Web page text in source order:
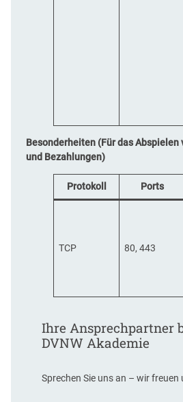
Besonderheiten (Für das Abspielen
und Bezahlungen)
Protokoll Ports
TCP 80, 443
Ihre Ansprechpartner
DVNW Akademie
Sprechen Sie uns an – wir freuen